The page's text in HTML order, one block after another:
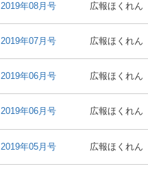
2019年08月号 広報ほくれん
2019年07月号 広報ほくれん
2019年06月号 広報ほくれん
2019年06月号 広報ほくれん
2019年05月号 広報ほくれん